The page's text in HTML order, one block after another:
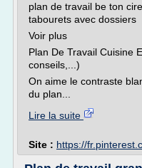
plan de travail be ton
tabourets avec dossiers
Voir plus
Plan De Travail Cuisine
conseils,...)
On aime le contraste
du plan...
Lire la suite
Site : https://